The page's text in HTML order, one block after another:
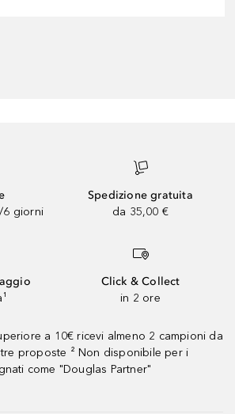
6 giorni
Spedizione gratuita
da 35,00 €
Click & Collect
in 2 ore
a 10€ ricevi almeno 2 campioni da
proposte ² Non disponibile per i
come "Douglas Partner"